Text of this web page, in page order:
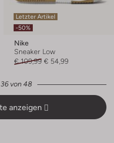
Letzter Artikel
-50%
Nike
Sneaker Low
€ 109,99 € 54,99
von 48
anzeigen